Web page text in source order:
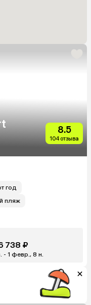
8.5
104 отзыва
год
пляж
738 ₽
- 1 февр., 8 н.